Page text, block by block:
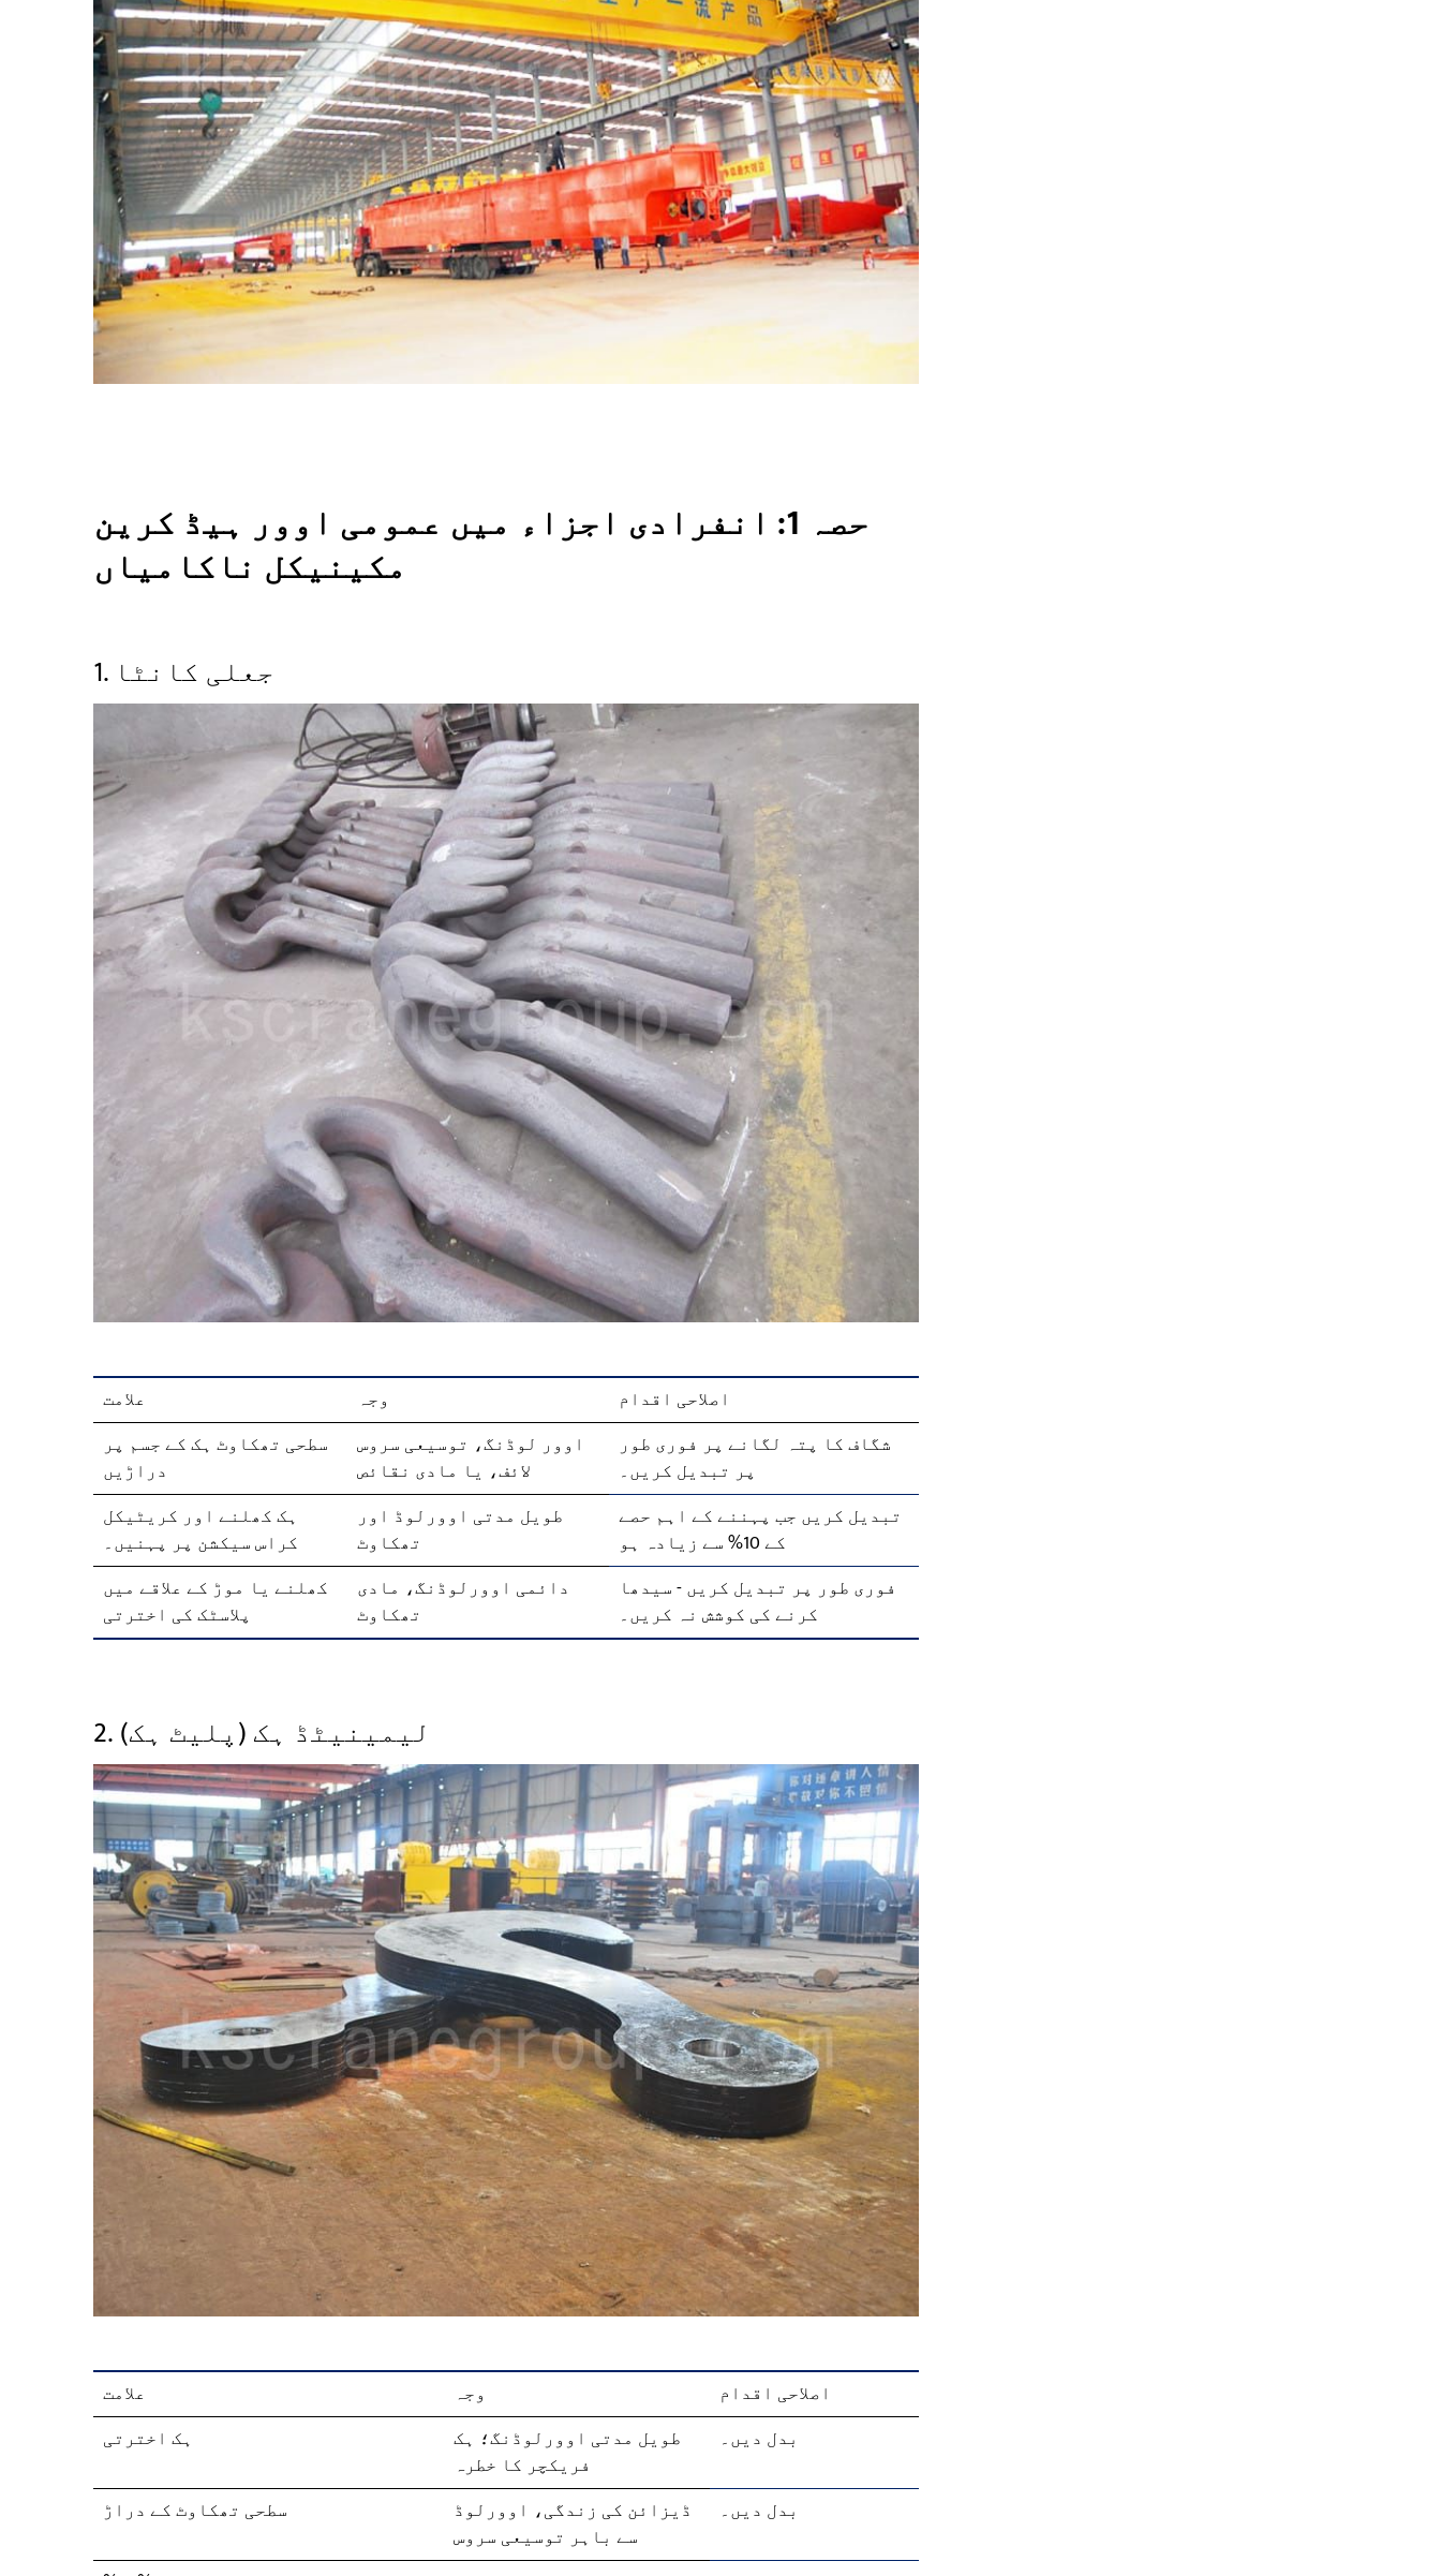
حصہ 1: انفرادی اجزاء میں عمومی اوور ہیڈ کرین
مکینیکل ناکامیاں
1. جعلی کانٹا
علامت وجہ
اصلاحی اقدام
سطحی تھکاوٹ ہک کے جسم پر
دراڑیں
اوور لوڈنگ، توسیعی سروس
لائف، یا مادی نقائص
شگاف کا پتہ لگانے پر فوری طور
پر تبدیل کریں۔
ہک کھلنے اور کریٹیکل
کراس سیکشن پر پہنیں۔
طویل مدتی اوورلوڈ اور
تھکاوٹ
تبدیل کریں جب پہننے کے اہم حصے
کے 10% سے زیادہ ہو
کھلنے یا موڑ کے علاقے میں
پلاسٹک کی اخترتی
دائمی اوورلوڈنگ، مادی
تھکاوٹ
فوری طور پر تبدیل کریں - سیدھا
کرنے کی کوشش نہ کریں۔
2. لیمینیٹڈ ہک (پلیٹ ہک)
علامت وجہ
اصلاحی اقدام
ہک اخترتی
طویل مدتی اوورلوڈنگ؛ ہک
فریکچر کا خطرہ
بدل دیں۔
سطحی تھکاوٹ کے دراڑ
ڈیزائن کی زندگی، اوورلوڈ
سے باہر توسیعی سروس
بدل دیں۔